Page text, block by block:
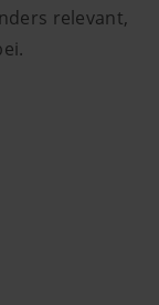
relevant,